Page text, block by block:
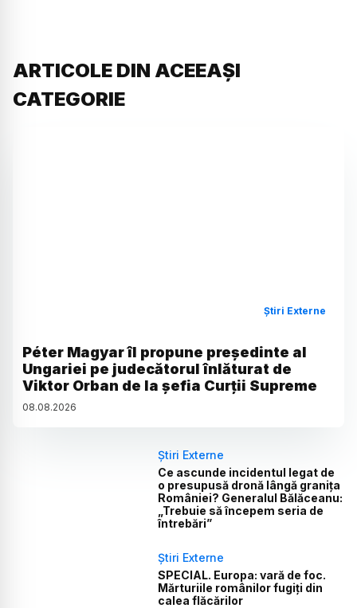
ARTICOLE DIN ACEEAȘI
CATEGORIE
Știri Externe
Péter Magyar îl propune președinte al
Ungariei pe judecătorul înlăturat de
Viktor Orban de la șefia Curții Supreme
08.08.2026
Știri Externe
Ce ascunde incidentul legat de
o presupusă dronă lângă granița
României? Generalul Bălăceanu:
„Trebuie să începem seria de
întrebări”
Știri Externe
SPECIAL. Europa: vară de foc.
Mărturiile românilor fugiți din
calea flăcărilor